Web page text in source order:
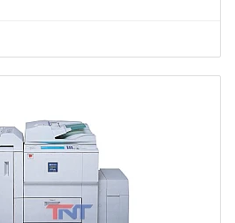
Photocopy kỹ thuật số, Lase..